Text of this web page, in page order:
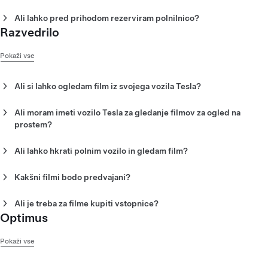
Ali lahko pred prihodom rezerviram polnilnico?
Ne. Polnilnice ni mogoče rezervirati pred prihodom.
Razvedrilo
Pokaži vse
Ali si lahko ogledam film iz svojega vozila Tesla?
filme na zaslonu na dotik v vozilu.
Ali moram imeti vozilo Tesla za gledanje filmov za ogled na
prostem?
strešni terasi.
Ali lahko hkrati polnim vozilo in gledam film?
vozila Tesla.
Kakšni filmi bodo predvajani?
znanstvenofantastičnih filmov do izstrelitev raket SpaceX.
Ali je treba za filme kupiti vstopnice?
Ne. Za filme za ogled na prostem ni vstopnic, vendar morate za
Optimus
Pokaži vse